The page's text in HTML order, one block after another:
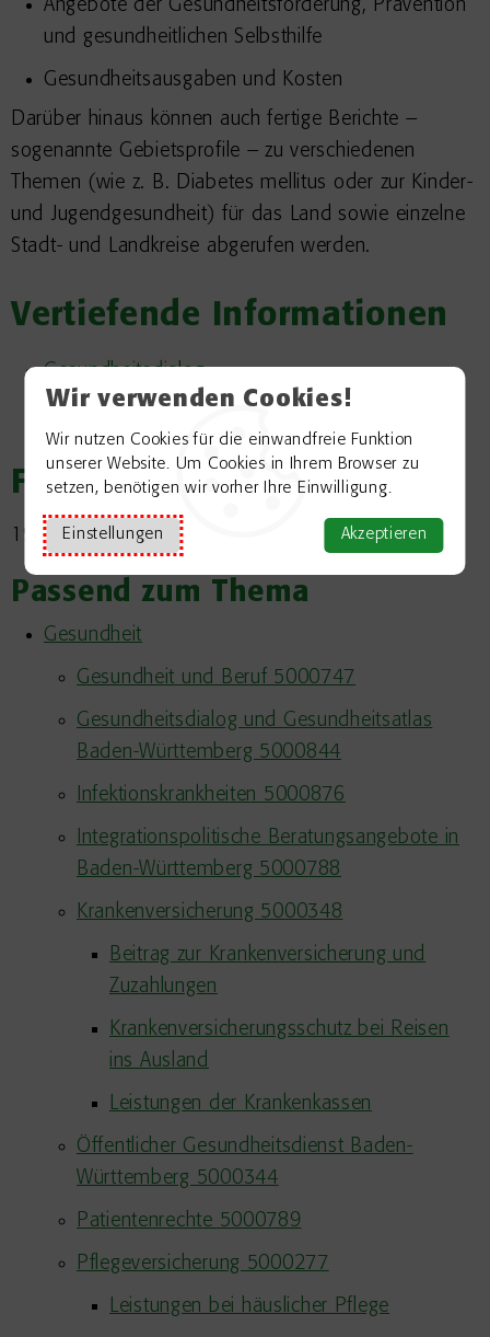
Wir verwenden Cookies!
Wir nutzen Cookies für die einwandfreie Funktion
unserer Website. Um Cookies in Ihrem Browser zu
setzen, benötigen wir vorher Ihre Einwilligung.
Einstellungen Akzeptieren
Angebote der Gesundheitsförderung, Prävention
und gesundheitlichen Selbsthilfe
Gesundheitsausgaben und Kosten
Darüber hinaus können auch fertige Berichte –
sogenannte Gebietsprofile – zu verschiedenen
Themen (wie z. B. Diabetes mellitus oder zur Kinder-
und Jugendgesundheit) für das Land sowie einzelne
Stadt- und Landkreise abgerufen werden.
Vertiefende Informationen
Gesundheitsdialog
Freigabevermerk
19.01.2026 Sozialministerium Baden-Württemberg
Passend zum Thema
Gesundheit
Gesundheit und Beruf 5000747
Gesundheitsdialog und Gesundheitsatlas
Baden-Württemberg 5000844
Infektionskrankheiten 5000876
Integrationspolitische Beratungsangebote in
Baden-Württemberg 5000788
Krankenversicherung 5000348
Beitrag zur Krankenversicherung und
Zuzahlungen
Krankenversicherungsschutz bei Reisen
ins Ausland
Leistungen der Krankenkassen
Öffentlicher Gesundheitsdienst Baden-
Württemberg 5000344
Patientenrechte 5000789
Pflegeversicherung 5000277
Leistungen bei häuslicher Pflege